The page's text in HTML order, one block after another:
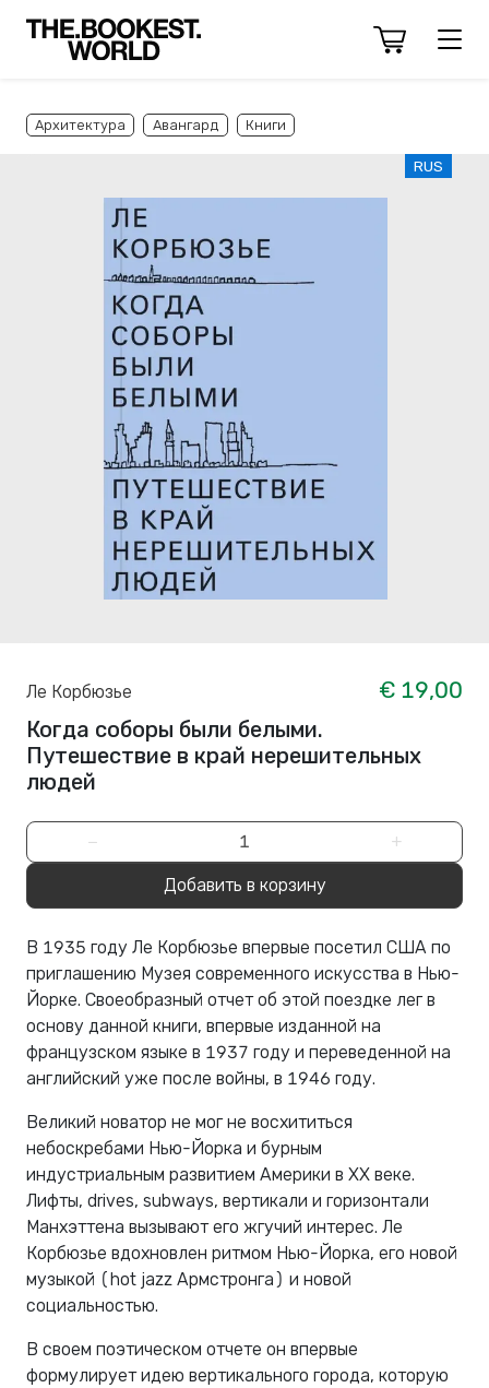
Архитектура Авангард Книги
RUS
Ле Корбюзье
€ 19,00
Когда соборы были белыми.
Путешествие в край нерешительных
людей
− +
Добавить в корзину
В 1935 году Ле Корбюзье впервые посетил США по
приглашению Музея современного искусства в Нью-
Йорке. Своеобразный отчет об этой поездке лег в
основу данной книги, впервые изданной на
французском языке в 1937 году и переведенной на
английский уже после войны, в 1946 году.
Великий новатор не мог не восхититься
небоскребами Нью-Йорка и бурным
индустриальным развитием Америки в XX веке.
Лифты, drives, subways, вертикали и горизонтали
Манхэттена вызывают его жгучий интерес. Ле
Корбюзье вдохновлен ритмом Нью-Йорка, его новой
музыкой (hot jazz Армстронга) и новой
социальностью.
В своем поэтическом отчете он впервые
формулирует идею вертикального города, которую